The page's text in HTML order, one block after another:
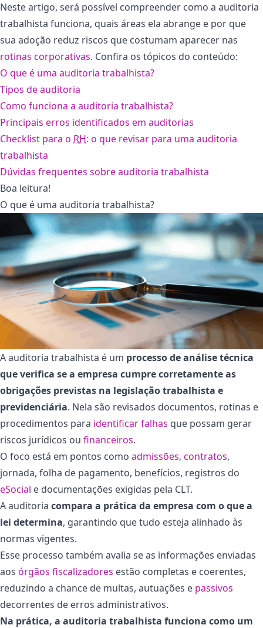
Neste artigo, será possível compreender como a auditoria
trabalhista funciona, quais áreas ela abrange e por que
sua adoção reduz riscos que costumam aparecer nas
rotinas corporativas. Confira os tópicos do conteúdo:
O que é uma auditoria trabalhista?
Tipos de auditoria
Como funciona a auditoria trabalhista?
Principais erros identificados em auditorias
Checklist para o RH: o que revisar para uma auditoria
trabalhista
Dúvidas frequentes sobre auditoria trabalhista
Boa leitura!
O que é uma auditoria trabalhista?
A auditoria trabalhista é um processo de análise técnica
que verifica se a empresa cumpre corretamente as
obrigações previstas na legislação trabalhista e
previdenciária. Nela são revisados documentos, rotinas e
procedimentos para identificar falhas que possam gerar
riscos jurídicos ou financeiros.
O foco está em pontos como admissões, contratos,
jornada, folha de pagamento, benefícios, registros do
eSocial e documentações exigidas pela CLT.
A auditoria compara a prática da empresa com o que a
lei determina, garantindo que tudo esteja alinhado às
normas vigentes.
Esse processo também avalia se as informações enviadas
aos órgãos fiscalizadores estão completas e coerentes,
reduzindo a chance de multas, autuações e passivos
decorrentes de erros administrativos.
Na prática, a auditoria trabalhista funciona como um